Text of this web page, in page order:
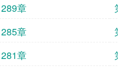
章
章
章